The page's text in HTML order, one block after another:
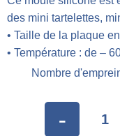
des mini tartelettes,
• Taille de la plaque
• Température : de –
Nombre
-